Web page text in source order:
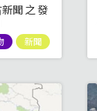
聞 之 發
新聞